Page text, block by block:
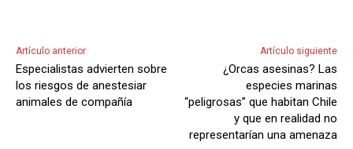
o
r
d
Artículo anterior
Especialistas advierten sobre
los riesgos de anestesiar
animales de compañía
Artículo siguiente
¿Orcas asesinas? Las
especies marinas
“peligrosas” que habitan Chile
y que en realidad no
representarían una amenaza